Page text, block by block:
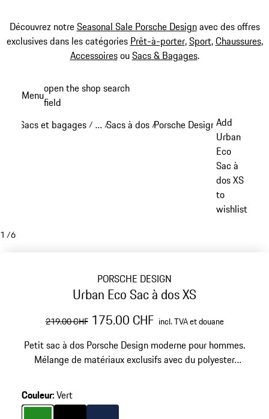
Découvrez notreSeasonal Sale Porsche Designavec des offres
exclusives dans les catégories Prêt-à-porter,Sport,Chaussures,
AccessoiresouSacs & Bagages.
principal
Menuopen the shop search
field
Sacs et bagages / …
Reveal collapsed breadcrumb items
/Sacs à dos /Porsche Design sacs à dos
Add
Urban
Eco
Sac à
dos XS
to
wishlist
1 /6
PORSCHE DESIGN
Urban Eco Sac à dos XS
prix initial
219.00 CHFprix de vente
175.00 CHFincl. TVA et douane
incl. TVA et douane
Petit sac à dos Porsche Design moderne pour hommes.
Mélange de matériaux exclusifs avec du polyester
Couleur:Vert
CouleurVert
Couleur Noir
Couleur Bleu Foncé